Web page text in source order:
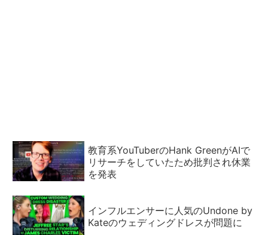
教育系YouTuberのHank GreenがAIで
リサーチをしていたため批判され休業
を発表
インフルエンサーに人気のUndone by
Kateのウェディングドレスが問題に